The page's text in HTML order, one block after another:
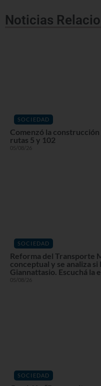
Noticias
SOCIEDAD
Comenzó la
rutas 5 y 102
05/08/26
SOCIEDAD
Reforma del Transporte
conceptual y se analiza
Giannattasio. Escuchá la
05/08/26
SOCIEDAD